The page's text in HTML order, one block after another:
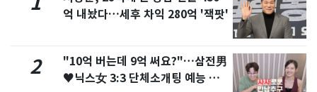
억 내놨다…세후 차익 280억 '잭팟'
2
"10억 버는데 9억 써요?"…삼전男
♥닉스女 3:3 단체소개팅 예능 화